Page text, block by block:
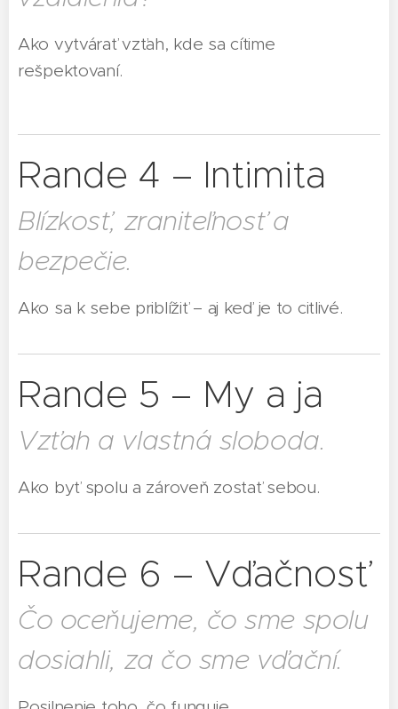
Ako vytvárať vzťah, kde sa cítime
rešpektovaní.
Rande 4 – Intimita
Blízkosť, zraniteľnosť a
bezpečie.
Ako sa k sebe priblížiť – aj keď je to citlivé.
Rande 5 – My a ja
Vzťah a vlastná sloboda.
Ako byť spolu a zároveň zostať sebou.
Rande 6 – Vďačnosť
Čo oceňujeme, čo sme spolu
dosiahli, za čo sme vďační.